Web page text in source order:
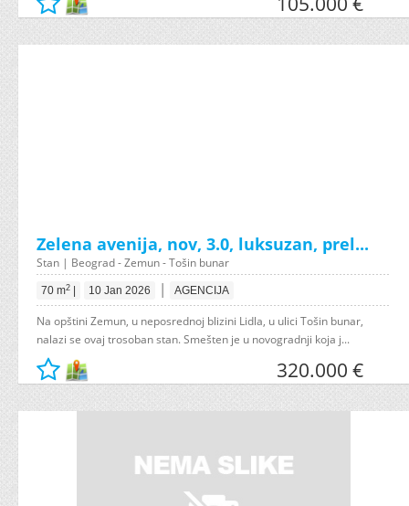
Zelena avenija, nov, 3.0, luksuzan, prel...
Stan | Beograd - Zemun - Tošin bunar
70 m2 10 Jan 2026 | AGENCIJA
Na opštini Zemun, u neposrednoj blizini Lidla, u ulici Tošin bunar,
nalazi se ovaj trosoban stan. Smešten je u novogradnji koja j...
320.000 €